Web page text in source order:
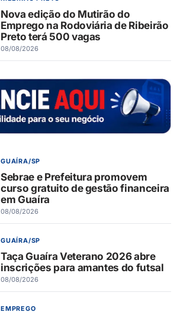
Nova edição do Mutirão do
Emprego na Rodoviária de Ribeirão
Preto terá 500 vagas
08/08/2026
GUAÍRA/SP
Sebrae e Prefeitura promovem
curso gratuito de gestão financeira
em Guaíra
08/08/2026
GUAÍRA/SP
Taça Guaíra Veterano 2026 abre
inscrições para amantes do futsal
08/08/2026
EMPREGO